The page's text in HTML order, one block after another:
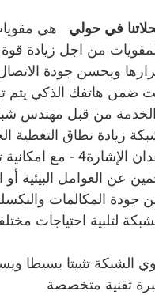
في حولي هي
المقويات من اجل زيادة
ويحسن جودة
ضمن هاتفك الذكي
زيادة نطاق التغطية
استخدام الهاتف الخلوي
عن العوامل البيئية
لتلبية احتياجات
الشبكة تثبيتا بسيطا
تقنية متخصصة